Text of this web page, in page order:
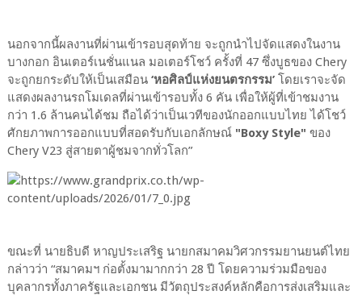
นอกจากนี้ผลงานที่ผ่านเข้ารอบสุดท้าย จะถูกนำไปจัดแสดงในงาน
บางกอก อินเตอร์เนชั่นแนล มอเตอร์โชว์ ครั้งที่ 47 ซึ่งบูธของ Chery
จะถูกยกระดับให้เป็นเสมือน ‘หอศิลป์แห่งยนตรกรรม’โดยเราจะจัด
แสดงผลงานรถโมเดลที่ผ่านเข้ารอบทั้ง 6 คัน เพื่อให้ผู้ที่เข้าชมงาน
กว่า 1.6 ล้านคนได้ชม ถือได้ว่าเป็นเวทีของนักออกแบบไทย ได้โชว์
ศักยภาพการออกแบบที่สอดรับกับเอกลักษณ์ "Boxy Style" ของ
Chery V23 สู่สายตาผู้ชมจากทั่วโลก”
ขณะที่ นายธิบดี หาญประเสริฐ นายกสมาคมวิศวกรรมยานยนต์ไทย
กล่าวว่า “สมาคมฯ ก่อตั้งมามากกว่า 28 ปี โดยความร่วมมือของ
บุคลากรทั้งภาครัฐและเอกชน มีวัตถุประสงค์หลักคือการส่งเสริมและ